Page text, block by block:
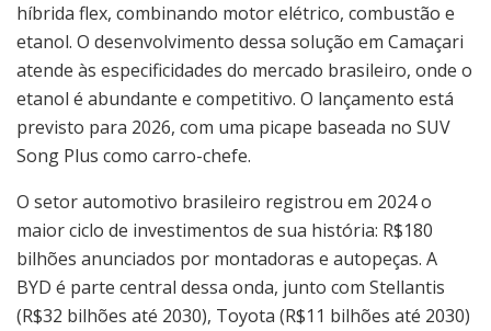
híbrida flex, combinando motor elétrico, combustão e
etanol. O desenvolvimento dessa solução em Camaçari
atende às especificidades do mercado brasileiro, onde o
etanol é abundante e competitivo. O lançamento está
previsto para 2026, com uma picape baseada no SUV
Song Plus como carro-chefe.
O setor automotivo brasileiro registrou em 2024 o
maior ciclo de investimentos de sua história: R$180
bilhões anunciados por montadoras e autopeças. A
BYD é parte central dessa onda, junto com Stellantis
(R$32 bilhões até 2030), Toyota (R$11 bilhões até 2030)